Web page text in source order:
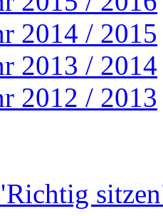
2014 / 2015
2013 / 2014
2012 / 2013